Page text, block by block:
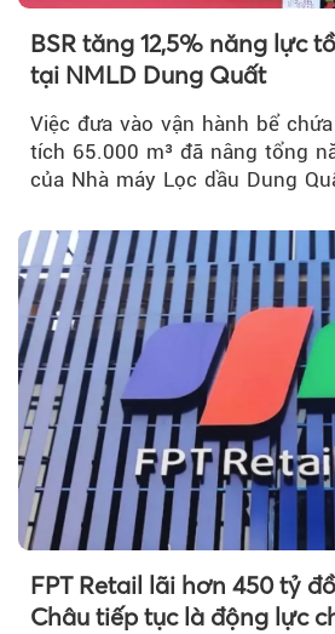
BSR tăng 12,5% năng lực
tại NMLD Dung Quất
Việc đưa vào vận hành bể
tích 65.000 m³ đã nâng tổng
của Nhà máy Lọc dầu Dung
FPT Retail lãi hơn 450 tỷ
Châu tiếp tục là động lực